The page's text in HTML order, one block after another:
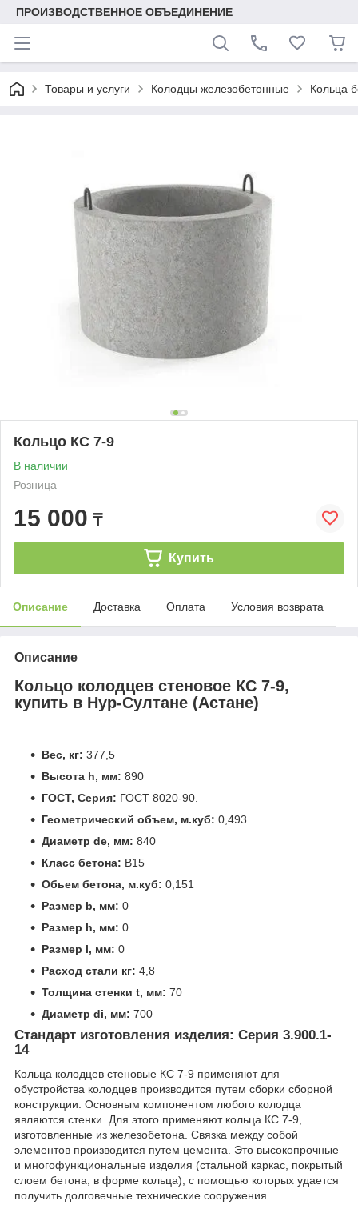
ПРОИЗВОДСТВЕННОЕ ОБЪЕДИНЕНИЕ
Товары и услуги Колодцы железобетонные Кольца
Кольцо КС 7-9
В наличии
Розница
15 000 ₸
Купить
Описание Доставка Оплата Условия возврата
Описание
Кольцо колодцев стеновое КС 7-9,
купить в Нур-Султане (Астане)
Вес, кг: 377,5
Высота h, мм: 890
ГОСТ, Серия: ГОСТ 8020-90.
Геометрический объем, м.куб: 0,493
Диаметр de, мм: 840
Класс бетона: В15
Обьем бетона, м.куб: 0,151
Размер b, мм: 0
Размер h, мм: 0
Размер l, мм: 0
Расход стали кг: 4,8
Толщина стенки t, мм: 70
Диаметр di, мм: 700
Стандарт изготовления изделия: Серия 3.900.1-
14
Кольца колодцев стеновые КС 7-9 применяют для
обустройства колодцев производится путем сборки сборной
конструкции. Основным компонентом любого колодца
являются стенки. Для этого применяют кольца КС 7-9,
изготовленные из железобетона. Связка между собой
элементов производится путем цемента. Это высокопрочные
и многофункциональные изделия (стальной каркас, покрытый
слоем бетона, в форме кольца), с помощью которых удается
получить долговечные технические сооружения.